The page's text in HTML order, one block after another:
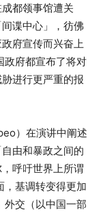
都领事馆遭关
谍中心」，彷佛
府宣传而兴奋上
政府都宣布了将对
进行更严重的报
）在演讲中阐述
由和暴政之间的
呼吁世界上所谓
，基调转变得更加
外交（以中国一部